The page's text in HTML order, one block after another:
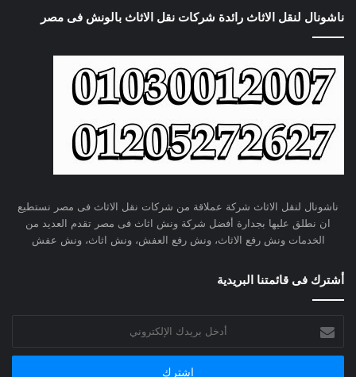
ناشونال لنقل الاثاث رائدة شركات نقل الاثاث بالونش فى مصر
ناشونال لنقل الاثاث شركة عملاقة من شركات نقل الاثاث فى مصر نستطيع
ان نطلق عليها بجدارة أفضل شركة ونش اثاث فى مصر تقدم العديد من
الخدمات ونش رفع الاثاث، ونش رفع العفش، ونش اثاث، ونش عفش
أشترك فى قائمتنا البريدية
بريدك
الإلكتروني